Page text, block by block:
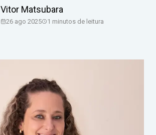
Vitor Matsubara
26 ago 2025 1 minutos de leitura